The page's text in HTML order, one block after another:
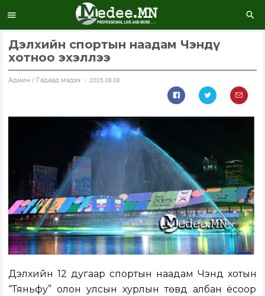
Дэлхийн спортын наадам Чэндү
хотноо эхэллээ
Aдмин / Гадаад мэдээ 2025.08.08
Дэлхийн 12 дугаар спортын наадам Чэндү хотын
“Тяньфу” олон улсын хурлын төвд албан ёсоор